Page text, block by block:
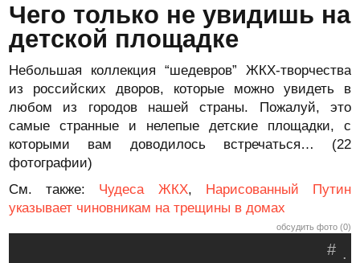
Чего только не увидишь на
детской площадке
Небольшая коллекция “шедевров” ЖКХ-творчества
из российских дворов, которые можно увидеть в
любом из городов нашей страны. Пожалуй, это
самые странные и нелепые детские площадки, с
которыми вам доводилось встречаться… (22
фотографии)
См. также: Чудеса ЖКХ, Нарисованный Путин
указывает чиновникам на трещины в домах
обсудить фото (0)
.
#